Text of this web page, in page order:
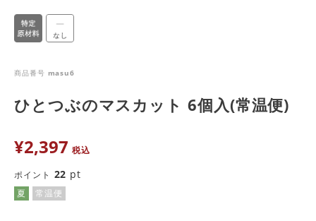
商品番号 masu6
ひとつぶのマスカット 6個入(常温便)
¥2,397 税込
ポイント 22 pt
夏 常温便